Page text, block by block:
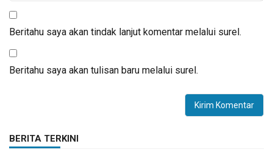
Beritahu saya akan tindak lanjut komentar melalui surel.
Beritahu saya akan tulisan baru melalui surel.
BERITA TERKINI